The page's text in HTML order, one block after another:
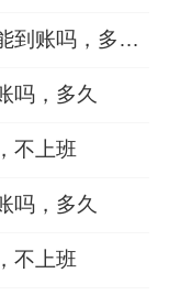
2023中秋国庆节公积金提现能到账吗，多久十一
吗，多久
不上班
吗，多久
不上班